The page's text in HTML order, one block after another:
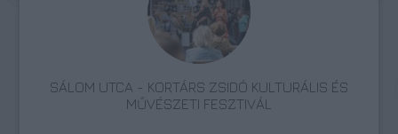
SÁLOM UTCA - KORTÁRS ZSIDÓ KULTURÁLIS ÉS
MŰVÉSZETI FESZTIVÁL